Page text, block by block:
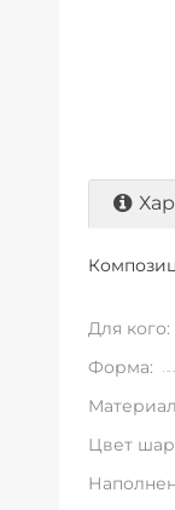
Для кого:
Форма:
Цвет